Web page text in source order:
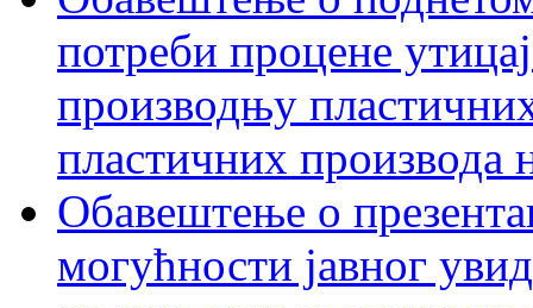
потреби процене
производњу
пластичних производа
Обавештење о
могућности јавног